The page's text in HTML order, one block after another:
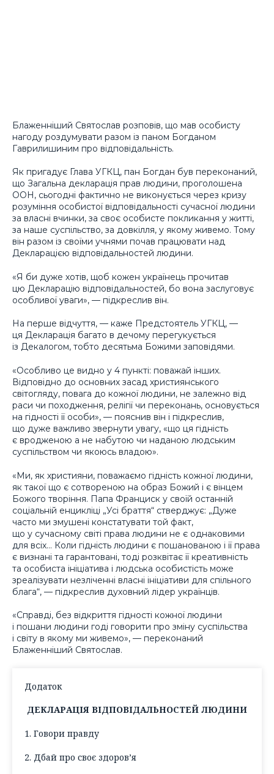
Блаженніший Святослав розповів, що мав особисту
нагоду роздумувати разом із паном Богданом
Гаврилишиним про відповідальність.
Як пригадує Глава УГКЦ, пан Богдан був переконаний,
що Загальна декларація прав людини, проголошена
ООН, сьогодні фактично не виконується через кризу
розуміння особистої відповідальності сучасної людини
за власні вчинки, за своє особисте покликання у житті,
за наше суспільство, за довкілля, у якому живемо. Тому
він разом із своїми учнями почав працювати над
Декларацією відповідальностей людини.
«Я би дуже хотів, щоб кожен українець прочитав
цю Декларацію відповідальностей, бо вона заслуговує
особливої уваги», — підкреслив він.
На перше відчуття, — каже Предстоятель УГКЦ, —
ця Декларація багато в дечому перегукується
із Декалогом, тобто десятьма Божими заповідями.
«Особливо це видно у 4 пункті: поважай інших.
Відповідно до основних засад християнського
світогляду, повага до кожної людини, не залежно від
раси чи походження, релігії чи переконань, основується
на гідності її особи», — пояснив він і підкреслив,
що дуже важливо звернути увагу, «що ця гідність
є вродженою а не набутою чи наданою людським
суспільством чи якоюсь владою».
«Ми, як християни, поважаємо гідність кожної людини,
як такої що є сотвореною на образ Божий і є вінцем
Божого творіння. Папа Франциск у своїй останній
соціальній енцикліці „Усі браття“ стверджує: „Дуже
часто ми змушені констатувати той факт,
що у сучасному світі права людини не є однаковими
для всіх… Коли гідність людини є пошанованою і її права
є визнані та гарантовані, тоді розквітає її креативність
та особиста ініціатива і людська особистість може
зреалізувати незліченні власні ініціативи для спільного
блага“, — підкреслив духовний лідер українців.
«Справді, без відкриття гідності кожної людини
і пошани людини годі говорити про зміну суспільства
і світу в якому ми живемо», — переконаний
Блаженніший Святослав.
Додаток
ДЕКЛАРАЦІЯ ВІДПОВІДАЛЬНОСТЕЙ ЛЮДИНИ
1. Говори правду
2. Дбай про своє здоров’я